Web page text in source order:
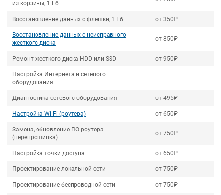
из корзины, 1 Гб
Восстановление данных с флешки, 1 Гб от 350₽
Восстановление данных с неисправного
жесткого диска
от 850₽
Ремонт жесткого диска HDD или SSD от 950₽
Настройка Интернета и сетевого
оборудования
Диагностика сетевого оборудования от 495₽
Настройка Wi-Fi (роутера) от 650₽
Замена, обновление ПО роутера
(перепрошивка)
от 750₽
Настройка точки доступа от 650₽
Проектирование локальной сети от 750₽
Проектирование беспроводной сети от 750₽